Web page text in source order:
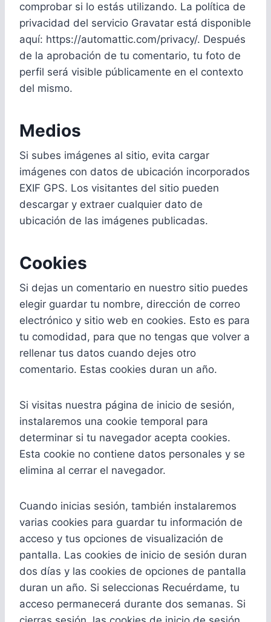
comprobar si lo estás utilizando. La política de
privacidad del servicio Gravatar está disponible
aquí: https://automattic.com/privacy/. Después
de la aprobación de tu comentario, tu foto de
perfil será visible públicamente en el contexto
del mismo.
Medios
Si subes imágenes al sitio, evita cargar
imágenes con datos de ubicación incorporados
EXIF GPS. Los visitantes del sitio pueden
descargar y extraer cualquier dato de
ubicación de las imágenes publicadas.
Cookies
Si dejas un comentario en nuestro sitio puedes
elegir guardar tu nombre, dirección de correo
electrónico y sitio web en cookies. Esto es para
tu comodidad, para que no tengas que volver a
rellenar tus datos cuando dejes otro
comentario. Estas cookies duran un año.
Si visitas nuestra página de inicio de sesión,
instalaremos una cookie temporal para
determinar si tu navegador acepta cookies.
Esta cookie no contiene datos personales y se
elimina al cerrar el navegador.
Cuando inicias sesión, también instalaremos
varias cookies para guardar tu información de
acceso y tus opciones de visualización de
pantalla. Las cookies de inicio de sesión duran
dos días y las cookies de opciones de pantalla
duran un año. Si seleccionas Recuérdame, tu
acceso permanecerá durante dos semanas. Si